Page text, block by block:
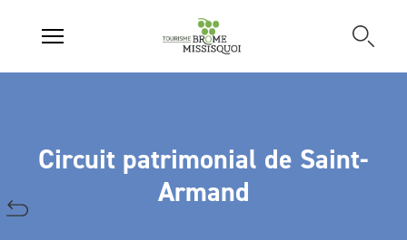
Circuit patrimonial de Saint-
Armand